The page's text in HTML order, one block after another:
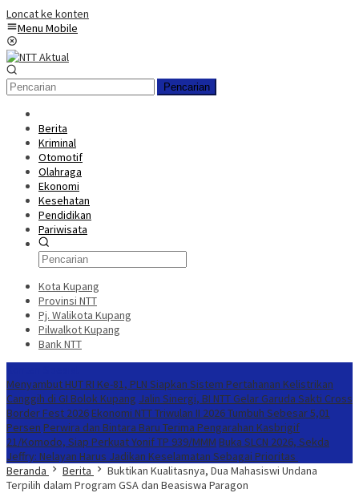
Loncat ke konten
Menu Mobile
Pencarian
Berita
Kriminal
Otomotif
Olahraga
Ekonomi
Kesehatan
Pendidikan
Pariwisata
Kota Kupang
Provinsi NTT
Pj. Walikota Kupang
Pilwalkot Kupang
Bank NTT
Menyambut HUT RI Ke-81, PLN Siapkan Sistem Pertahanan Kelistrikan
Canggih di GI Bolok Kupang Jalin Sinergi, BI NTT Gelar Garuda Sakti Cross
Border Fest 2026 Ekonomi NTT Triwulan II 2026 Tumbuh Sebesar 5,01
Persen Perwira dan Bintara Baru Terima Pengarahan Kasbrigif
21/Komodo, Siap Perkuat Yonif TP 939/MMM Buka SLCN 2026, Sekda
Jeffry: Nelayan Harus Jadikan Keselamatan Sebagai Prioritas
Beranda
Berita
Buktikan Kualitasnya, Dua Mahasiswi Undana
Terpilih dalam Program GSA dan Beasiswa Paragon